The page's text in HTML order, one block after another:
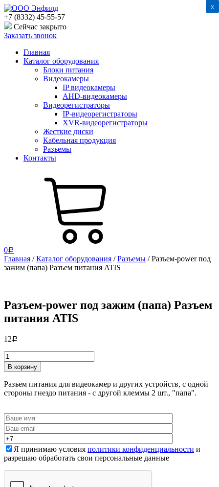
+7 (8332) 45-55-57
Сейчас закрыто
Заказать звонок
Главная
Каталог оборудования
Блоки питания
Видеокамеры
IP видеокамеры
AHD-видеокамеры
Видеорегистраторы
IP-видеорегистраторы
XVR-видеорегистраторы
Жесткие диски
Кабельная продукция
Разъемы
Контакты
0Р
Главная /Каталог оборудования /Разъемы / Разъем-power под
зажим (папа) Разъем питания ATIS
Разъем-power под зажим (папа) Разъем
питания ATIS
12Р
Разъем-
power
зажим
(папа)
питания
ATIS
quantity
В корзину
Разъем питания для видеокамер и других устройств, с одной
стороны гнездо питания - с другой клеммы 2 шт., "папа".
Я принимаю условия политики конфиденциальности и
разрешаю обработать свои персональные данные
x
x